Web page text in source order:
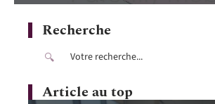
Recherche
Article au top